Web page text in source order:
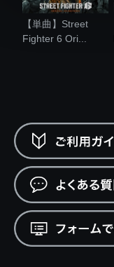
【単曲】Street
Fighter 6 Ori...